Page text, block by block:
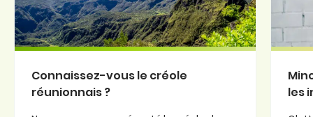
Connaissez-vous le créole
réunionnais ?
les